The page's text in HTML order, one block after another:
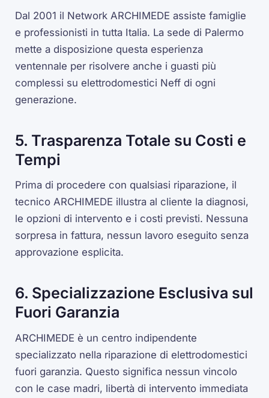
Dal 2001 il Network ARCHIMEDE assiste famiglie
e professionisti in tutta Italia. La sede di Palermo
mette a disposizione questa esperienza
ventennale per risolvere anche i guasti più
complessi su elettrodomestici Neff di ogni
generazione.
5. Trasparenza Totale su Costi e
Tempi
Prima di procedere con qualsiasi riparazione, il
tecnico ARCHIMEDE illustra al cliente la diagnosi,
le opzioni di intervento e i costi previsti. Nessuna
sorpresa in fattura, nessun lavoro eseguito senza
approvazione esplicita.
6. Specializzazione Esclusiva sul
Fuori Garanzia
ARCHIMEDE è un centro indipendente
specializzato nella riparazione di elettrodomestici
fuori garanzia. Questo significa nessun vincolo
con le case madri, libertà di intervento immediata